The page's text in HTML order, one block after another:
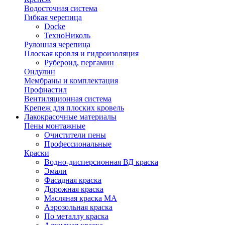
Водосточная система
Гибкая черепица
Docke
ТехноНиколь
Рулонная черепица
Плоская кровля и гидроизоляция
Рубероид, пергамин
Ондулин
Мембраны и комплектация
Профнастил
Вентиляционная система
Крепеж для плоских кровель
Лакокрасочные материалы
Пены монтажные
Очистители пены
Профессиональные
Краски
Водно-дисперсионная ВД краска
Эмали
Фасадная краска
Дорожная краска
Масляная краска МА
Аэрозольная краска
По металлу краска